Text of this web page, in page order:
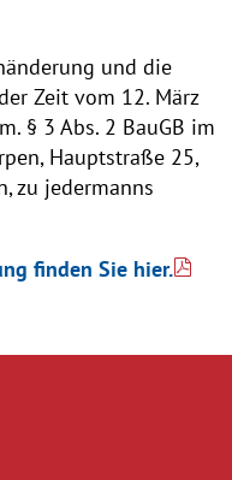
und die
Zeit vom 12. März
§ 3 Abs. 2 BauGB im
Hauptstraße 25,
zu jedermanns
finden Sie hier.